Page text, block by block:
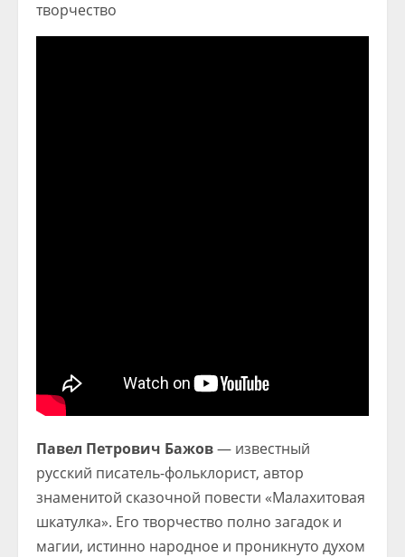
Павел Петрович Бажов— известный
русский писатель-фольклорист, автор
знаменитой сказочной повести «Малахитовая
шкатулка». Его творчество полно загадок и
магии, истинно народное и проникнуто духом